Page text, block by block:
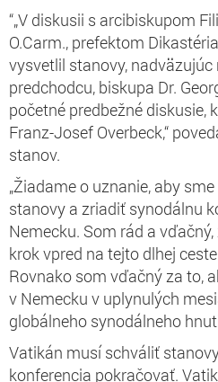
“„V diskusii s arcibiskupom
O.Carm., prefektom
vysvetlil stanovy,
predchodcu, biskupa Dr.
početné predbežné diskusie,
Franz-Josef Overbeck,“
stanov.
„Žiadame o uznanie, aby
stanovy a zriadiť synodálnu
Nemecku. Som rád a
krok vpred na tejto dlhej
Rovnako som vďačný za to,
v Nemecku v uplynulých
globálneho synodálneho
Vatikán musí schváliť
konferencia pokračovať.